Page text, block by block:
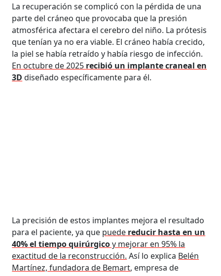
La recuperación se complicó con la pérdida de una
parte del cráneo que provocaba que la presión
atmosférica afectara el cerebro del niño. La prótesis
que tenían ya no era viable. El cráneo había crecido,
la piel se había retraído y había riesgo de infección.
En octubre de 2025 recibió un implante craneal en
3D diseñado específicamente para él.
La precisión de estos implantes mejora el resultado
para el paciente, ya que puede reducir hasta en un
40% el tiempo quirúrgicoy mejorar en 95% la
exactitud de la reconstrucción. Así lo explica Belén
Martínez, fundadora de Bemart, empresa de